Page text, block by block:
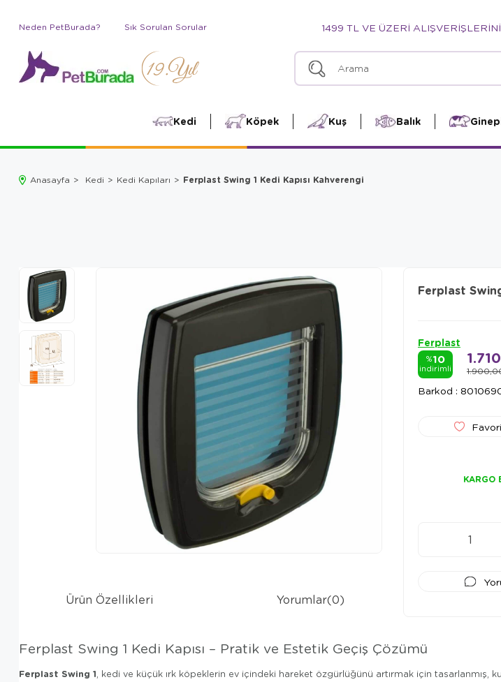
Neden PetBurada? Sık Sorulan Sorular 1499 TL VE ÜZERİ
Kedi Köpek Kuş Balık
Anasayfa Kedi Kedi Kapıları Ferplast Swing 1 Kedi Kapısı Kahverengi
Ferplast
Ferplast
%10
indirimli
Barkod :
KARGO
Ürün Özellikleri Yorumlar(0)
Ferplast Swing 1 Kedi Kapısı – Pratik ve Estetik Geçiş Çözümü
Ferplast Swing 1, kedi ve küçük ırk köpeklerin ev içindeki hareket özgürlüğünü artırmak için tasarlanmış,